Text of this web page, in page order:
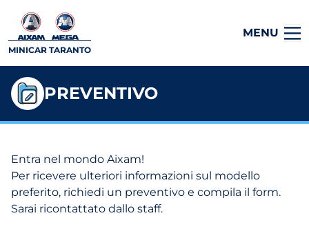
MINICAR TARANTO
MENU
PREVENTIVO
Entra nel mondo Aixam!
Per ricevere ulteriori informazioni sul modello
preferito, richiedi un preventivo e compila il form.
Sarai ricontattato dallo staff.